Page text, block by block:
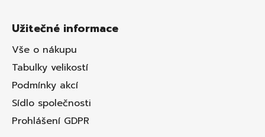
Užitečné informace
Vše o nákupu
Tabulky velikostí
Podmínky akcí
Sídlo společnosti
Prohlášení GDPR